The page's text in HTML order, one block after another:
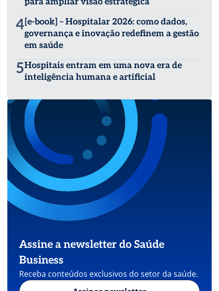
4[e-book] – Hospitalar 2026: como dados,
governança e inovação redefinem a gestão
em saúde
5Hospitais entram em uma nova era de
inteligência humana e artificial
Assine a newsletter do Saúde
Business
Receba conteúdos exclusivos do setor da saúde.